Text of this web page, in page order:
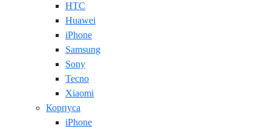
HTC
Huawei
iPhone
Samsung
Sony
Tecno
Xiaomi
Корпуса
iPhone